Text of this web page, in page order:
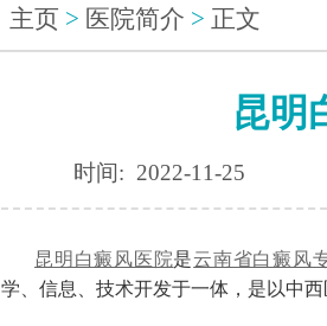
主页 > 医院简介 > 正文
昆明
时间: 2022-11-25
昆明白癜风医院是云南省白癜风
学、信息、技术开发于一体，是以中西